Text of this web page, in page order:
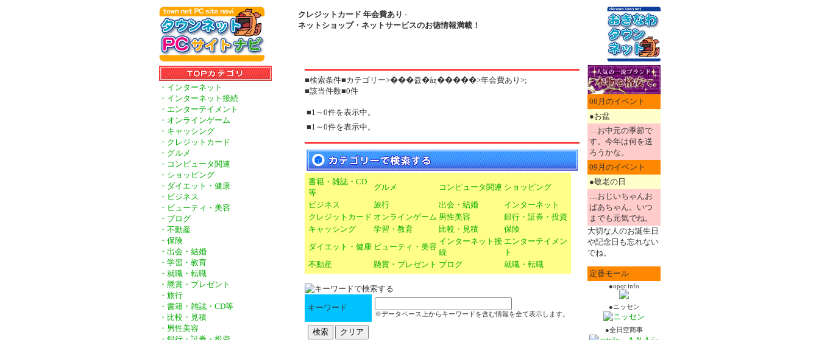
クレジットカード 年会費あり -
ネットショップ・ネットサービスのお徳情報満載！
・インターネット
・インターネット接続
・エンターテイメント
・オンラインゲーム
・キャッシング
・クレジットカード
・グルメ
・コンピュータ関連
・ショッピング
・ダイエット・健康
・ビジネス
・ビューティ・美容
・ブログ
・不動産
・保険
・出会・結婚
・学習・教育
・就職・転職
・懸賞・プレゼント
・旅行
・書籍・雑誌・CD等
・比較・見積
・男性美容
■検索条件■カテゴリー>���쥸�åȥ�����>年会費あり>;
■該当件数■0件
■1～0件を表示中。
■1～0件を表示中。
書籍・雑誌・CD
等
グルメ コンピュータ関連 ショッピング
ビジネス
旅行 出会・結婚
インターネット
クレジットカード オンラインゲーム 男性美容
銀行・証券・投資
キャッシング
学習・教育 比較・見積
保険
ダイエット・健康 ビューティ・美容
インターネット接
続
エンターテイメン
ト
不動産
懸賞・プレゼント ブログ 就職・転職
キーワード
※データベース上からキーワードを含む情報を全て表示します。
08月のイベント
●お盆
…お中元の季節で
す。今年は何を送
ろうかな。
09月のイベント
●敬老の日
…おじいちゃんお
ばあちゃん。いつ
までも元気でね。
大切な人のお誕生日
や記念日も忘れない
でね。
定番モール
●opqr.info
●ニッセン
●全日空商事